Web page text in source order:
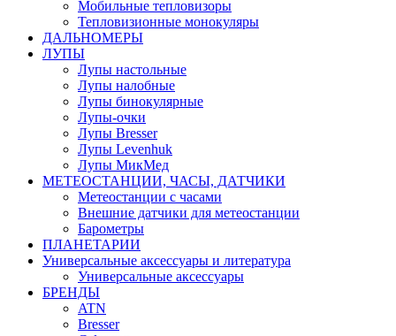
Мобильные тепловизоры
Тепловизионные монокуляры
ДАЛЬНОМЕРЫ
ЛУПЫ
Лупы настольные
Лупы налобные
Лупы бинокулярные
Лупы-очки
Лупы Bresser
Лупы Levenhuk
Лупы МикМед
МЕТЕОСТАНЦИИ, ЧАСЫ, ДАТЧИКИ
Метеостанции с часами
Внешние датчики для метеостанции
Барометры
ПЛАНЕТАРИИ
Универсальные аксессуары и литература
Универсальные аксессуары
БРЕНДЫ
ATN
Bresser